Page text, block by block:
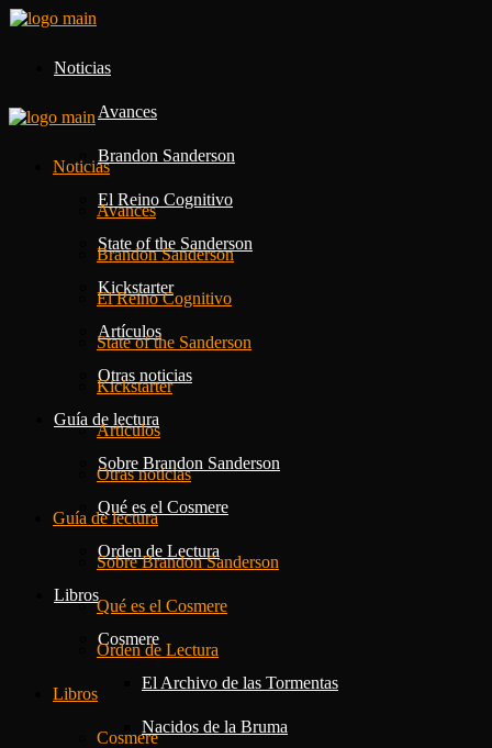
Noticias
Avances
Brandon Sanderson
El Reino Cognitivo
State of the Sanderson
Kickstarter
Artículos
Otras noticias
Guía de lectura
Sobre Brandon Sanderson
Qué es el Cosmere
Orden de Lectura
Libros
Cosmere
El Archivo de las Tormentas
Nacidos de la Bruma
Noticias
Avances
Brandon Sanderson
El Reino Cognitivo
State of the Sanderson
Kickstarter
Artículos
Otras noticias
Guía de lectura
Sobre Brandon Sanderson
Qué es el Cosmere
Orden de Lectura
Libros
Cosmere